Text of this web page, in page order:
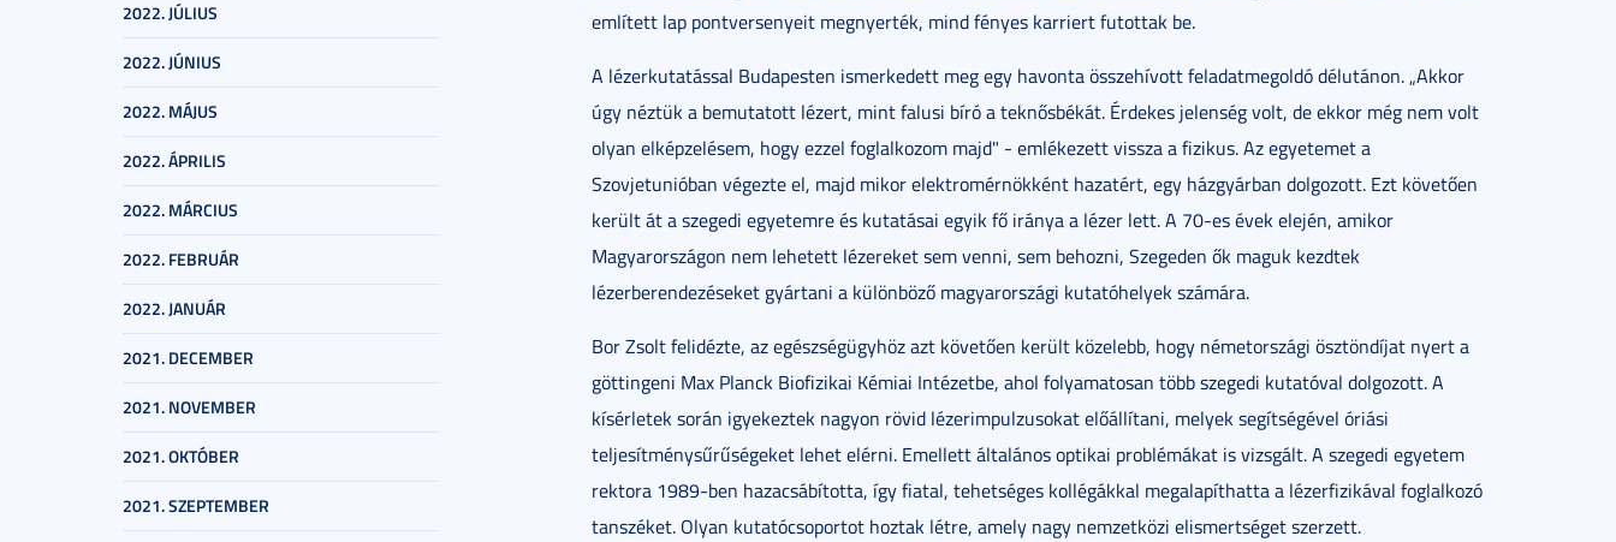
2022. JÚLIUS
2022. JÚNIUS
2022. MÁJUS
2022. ÁPRILIS
2022. MÁRCIUS
2022. FEBRUÁR
2022. JANUÁR
2021. DECEMBER
2021. NOVEMBER
2021. OKTÓBER
2021. SZEPTEMBER
említett lap pontversenyeit megnyerték, mind fényes karriert futottak be.
A lézerkutatással Budapesten ismerkedett meg egy havonta összehívott feladatmegoldó délutánon. „Akkor
úgy néztük a bemutatott lézert, mint falusi bíró a teknősbékát. Érdekes jelenség volt, de ekkor még nem volt
olyan elképzelésem, hogy ezzel foglalkozom majd" - emlékezett vissza a fizikus. Az egyetemet a
Szovjetunióban végezte el, majd mikor elektromérnökként hazatért, egy házgyárban dolgozott. Ezt követően
került át a szegedi egyetemre és kutatásai egyik fő iránya a lézer lett. A 70-es évek elején, amikor
Magyarországon nem lehetett lézereket sem venni, sem behozni, Szegeden ők maguk kezdtek
lézerberendezéseket gyártani a különböző magyarországi kutatóhelyek számára.
Bor Zsolt felidézte, az egészségügyhöz azt követően került közelebb, hogy németországi ösztöndíjat nyert a
göttingeni Max Planck Biofizikai Kémiai Intézetbe, ahol folyamatosan több szegedi kutatóval dolgozott. A
kísérletek során igyekeztek nagyon rövid lézerimpulzusokat előállítani, melyek segítségével óriási
teljesítménysűrűségeket lehet elérni. Emellett általános optikai problémákat is vizsgált. A szegedi egyetem
rektora 1989-ben hazacsábította, így fiatal, tehetséges kollégákkal megalapíthatta a lézerfizikával foglalkozó
tanszéket. Olyan kutatócsoportot hoztak létre, amely nagy nemzetközi elismertséget szerzett.